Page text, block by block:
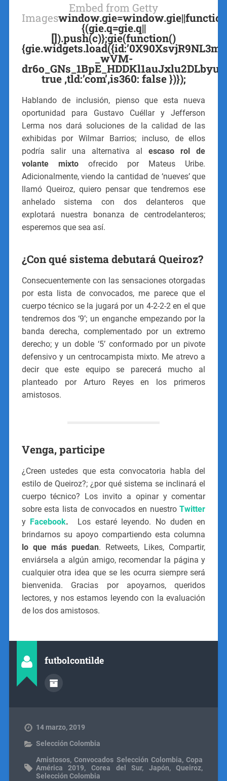
Embed from Getty
Images
{(gie.q=gie.q||
[]).push(c)};gie(function()
_wVM-
true ,tld:’com’,is360: false })});
Hablando de inclusión, pienso que esta nueva
oportunidad para Gustavo Cuéllar y Jefferson
Lerma nos dará soluciones de la calidad de las
exhibidas por Wilmar Barrios; incluso, de ellos
podría salir una alternativa alescaso rol de
volante mixto ofrecido por Mateus Uribe.
Adicionalmente, viendo la cantidad de ‘nueves’ que
llamó Queiroz, quiero pensar que tendremos ese
anhelado sistema con dos delanteros que
explotará nuestra bonanza de centrodelanteros;
esperemos que sea así.
¿Con qué sistema debutará Queiroz?
Consecuentemente con las sensaciones otorgadas
por esta lista de convocados, me parece que el
cuerpo técnico se la jugará por un 4-2-2-2 en el que
tendremos dos ‘9’; un enganche empezando por la
banda derecha, complementado por un extremo
derecho; y un doble ‘5’ conformado por un pivote
defensivo y un centrocampista mixto. Me atrevo a
decir que este equipo se parecerá mucho al
planteado por Arturo Reyes en los primeros
amistosos.
Venga, participe
¿Creen ustedes que esta convocatoria habla del
estilo de Queiroz?; ¿por qué sistema se inclinará el
cuerpo técnico? Los invito a opinar y comentar
sobre esta lista de convocados en nuestroTwitter
y Facebook.
Los estaré leyendo. No duden en
brindarnos su apoyo compartiendo esta columna
lo que más puedan. Retweets, Likes, Compartir,
enviársela a algún amigo, recomendar la página y
cualquier otra idea que se les ocurra siempre será
bienvenida. Gracias por apoyarnos, queridos
lectores, y nos estamos leyendo con la evaluación
de los dos amistosos.
futbolcontilde
14 marzo, 2019
Selección Colombia
Amistosos,Convocados Selección Colombia,Copa
América 2019, Corea del Sur, Japón,Queiroz,
Selección Colombia